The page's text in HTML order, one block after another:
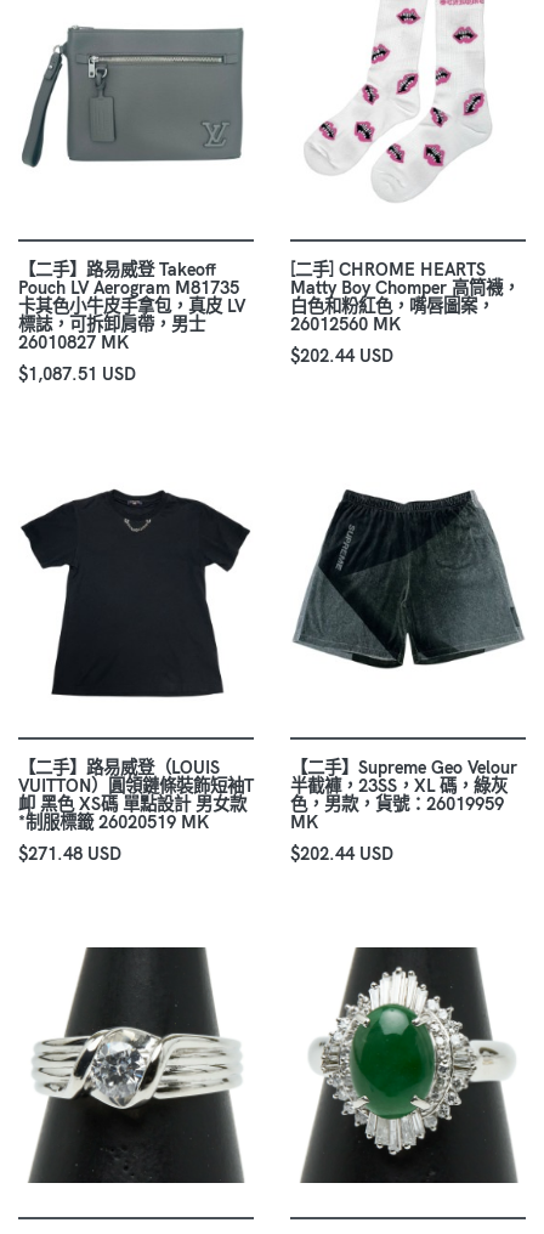
【二手】路易威登 Takeoff
Pouch LV Aerogram M81735
卡其色小牛皮手拿包，真皮 LV
標誌，可拆卸肩帶，男士
26010827 MK
$1,087.51 USD
[二手] CHROME HEARTS
Matty Boy Chomper 高筒襪，
白色和粉紅色，嘴唇圖案，
26012560 MK
$202.44 USD
【二手】路易威登（LOUIS
VUITTON）圓領鏈條裝飾短袖T
卹 黑色 XS碼 單點設計 男女款
*制服標籤 26020519 MK
$271.48 USD
【二手】Supreme Geo Velour
半截褲，23SS，XL 碼，綠灰
色，男款，貨號：26019959
MK
$202.44 USD